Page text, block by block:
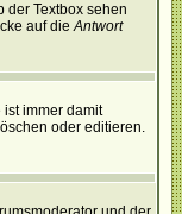
der Textbox sehen
auf dieAntwort
immer damit
oder editieren.